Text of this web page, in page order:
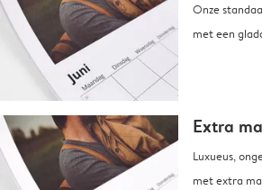
Onze
met een
Extra
Luxueus,
met extra